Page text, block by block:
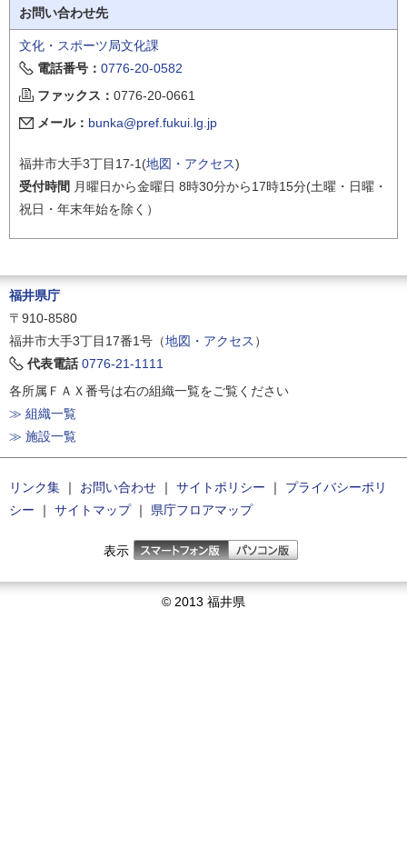
お問い合わせ先
文化・スポーツ局文化課
電話番号： 0776-20-0582
ファックス： 0776-20-0661
メール： bunka@pref.fukui.lg.jp
福井市大手3丁目17-1(地図・アクセス)
受付時間 月曜日から金曜日 8時30分から17時15分(土曜・日曜・
祝日・年末年始を除く）
福井県庁
〒910-8580
福井市大手3丁目17番1号（地図・アクセス ）
代表電話 0776-21-1111
各所属ＦＡＸ番号は右の組織一覧をご覧ください
≫ 組織一覧
≫ 施設一覧
リンク集 ｜ お問い合わせ ｜ サイトポリシー ｜
プライバシーポリ
シー ｜ サイトマップ｜ 県庁フロアマップ
表示
© 2013 福井県